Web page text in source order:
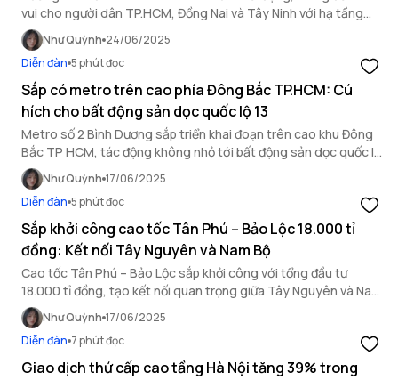
vui cho người dân TP.HCM, Đồng Nai và Tây Ninh với hạ tầng
giao thông đột phá, thúc đẩy phát triển kinh tế.
Như Quỳnh 24/06/2025
Diễn đàn 5 phút đọc
Sắp có metro trên cao phía Đông Bắc TP.HCM: Cú
hích cho bất động sản dọc quốc lộ 13
Metro số 2 Bình Dương sắp triển khai đoạn trên cao khu Đông
Bắc TP HCM, tác động không nhỏ tới bất động sản dọc quốc lộ
13 với tiềm năng tăng giá vượt trội.
Như Quỳnh 17/06/2025
Diễn đàn 5 phút đọc
Sắp khởi công cao tốc Tân Phú – Bảo Lộc 18.000 tỉ
đồng: Kết nối Tây Nguyên và Nam Bộ
Cao tốc Tân Phú – Bảo Lộc sắp khởi công với tổng đầu tư
18.000 tỉ đồng, tạo kết nối quan trọng giữa Tây Nguyên và Nam
Bộ, thúc đẩy phát triển kinh tế vùng.
Như Quỳnh 17/06/2025
Diễn đàn 7 phút đọc
Giao dịch thứ cấp cao tầng Hà Nội tăng 39% trong